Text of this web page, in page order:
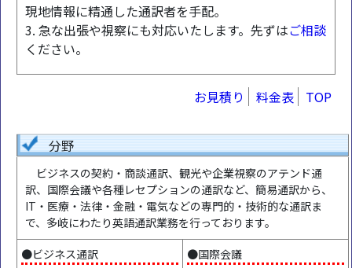
現地情報に精通した通訳者を手配。
3. 急な出張や視察にも対応いたします。先ずはご相談
ください。
お見積り 料金表 TOP
分野
ビジネスの契約・商談通訳、観光や企業視察のアテンド通
訳、国際会議や各種レセプションの通訳など、簡易通訳から、
IT・医療・法律・金融・電気などの専門的・技術的な通訳ま
で、多岐にわたり英語通訳業務を行っております。
●ビジネス通訳
●国際会議